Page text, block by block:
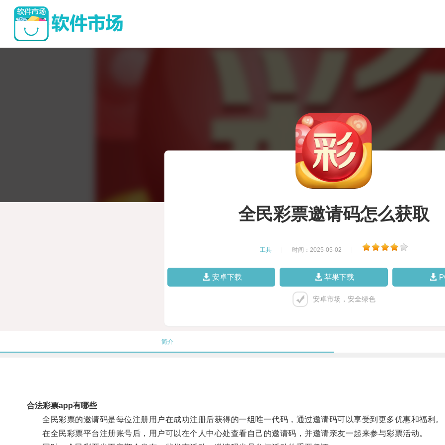
全民彩票邀请码怎么获取
工具 时间：2025-05-02
安卓下载 苹果下载
安卓市场，安全绿色
简介
合法彩票app有哪些
全民彩票的邀请码是每位注册用户在成功注册后获得的一组唯一代码，通过邀请码可以享受到更多优惠和福利。
在全民彩票平台注册账号后，用户可以在个人中心处查看自己的邀请码，并邀请亲友一起来参与彩票活动。